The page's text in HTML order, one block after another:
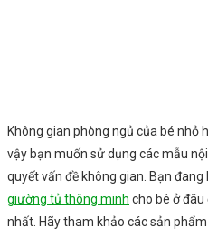
Không gian phòng ngủ của bé nhỏ
vậy bạn muốn sử dụng các mẫu
quyết vấn đề không gian. Bạn
giường tủ thông minh cho bé ở
nhất. Hãy tham khảo các sản